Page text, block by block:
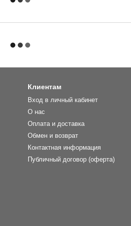
Клиентам
Вход в личный кабинет
О нас
Оплата и доставка
Обмен и возврат
Контактная информация
Публичный договор (оферта)